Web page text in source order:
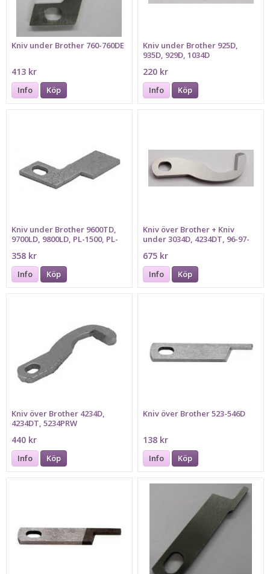
Kniv under Brother 760-760DE
413 kr
Info Köp
Kniv under Brother 925D,
935D, 929D, 1034D
220 kr
Info Köp
Kniv under Brother 9600TD,
9700LD, 9800LD, PL-1500, PL-
358 kr
Info Köp
Kniv över Brother + Kniv
under 3034D, 4234DT, 96-97-
675 kr
Info Köp
Kniv över Brother 4234D,
4234DT, 5234PRW
440 kr
Info Köp
Kniv över Brother 523-546D
138 kr
Info Köp